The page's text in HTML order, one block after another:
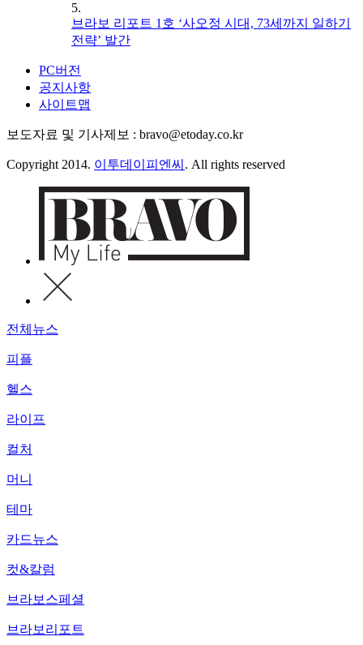
5.
브라보 리포트 1호 ‘사오정 시대, 73세까지 일하기
전략’ 발간
PC버전
공지사항
사이트맵
보도자료 및 기사제보 : bravo@etoday.co.kr
Copyright 2014. 이투데이피엔씨 . All rights reserved
전체뉴스
피플
헬스
라이프
컬처
머니
테마
카드뉴스
컷&칼럼
브라보스페셜
브라보리포트